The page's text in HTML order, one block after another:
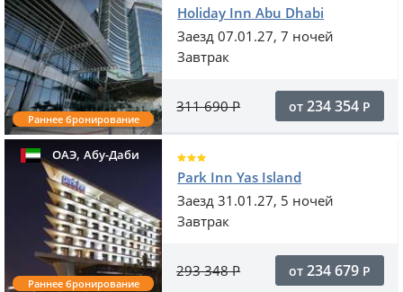
Раннее бронирование
Holiday Inn Abu Dhabi
Заезд 07.01.27, 7 ночей
Завтрак
311 690Р от 234 354 Р
ОАЭ, Абу-Даби
Раннее бронирование
Park Inn Yas Island
Заезд 31.01.27, 5 ночей
Завтрак
293 348Р от 234 679 Р